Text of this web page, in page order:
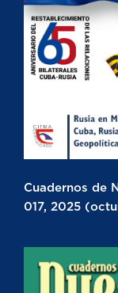
Cuadernos de
017, 2025